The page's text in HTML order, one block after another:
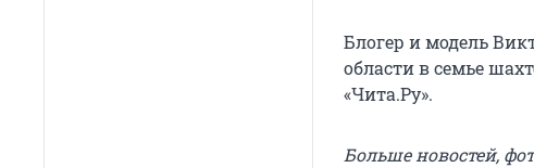
Блогер и модель
области в семье
«Чита.Ру».
Больше новостей,